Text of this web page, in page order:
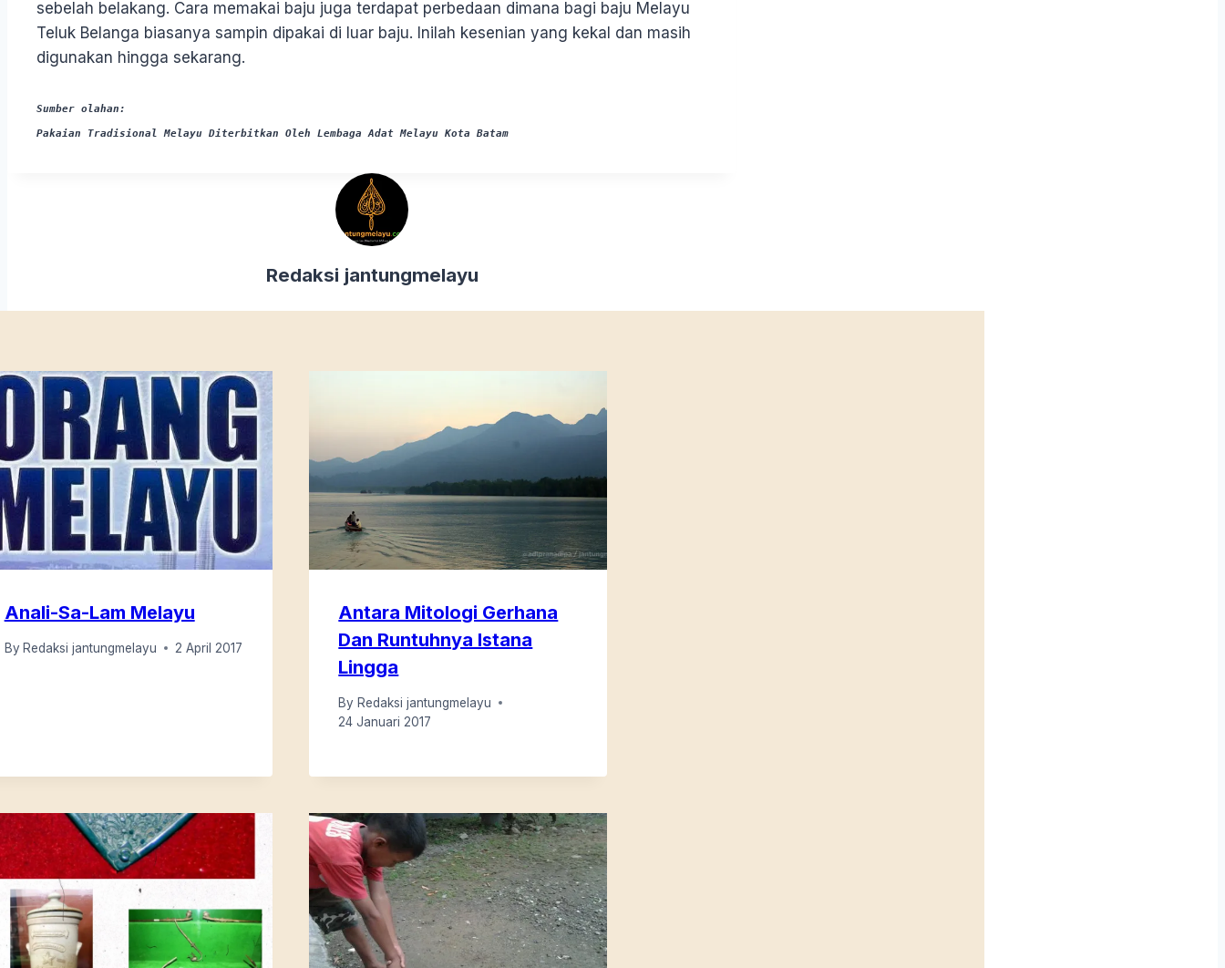
sebelah belakang. Cara memakai baju juga terdapat perbedaan dimana bagi baju Melayu
Teluk Belanga biasanya sampin dipakai di luar baju. Inilah kesenian yang kekal dan masih
digunakan hingga sekarang.
Sumber olahan:
Pakaian Tradisional Melayu Diterbitkan Oleh Lembaga Adat Melayu Kota Batam
Redaksi jantungmelayu
Anali-Sa-Lam Melayu
By Redaksi jantungmelayu 2 April 2017
Antara Mitologi Gerhana
Dan Runtuhnya Istana
Lingga
By Redaksi jantungmelayu
24 Januari 2017